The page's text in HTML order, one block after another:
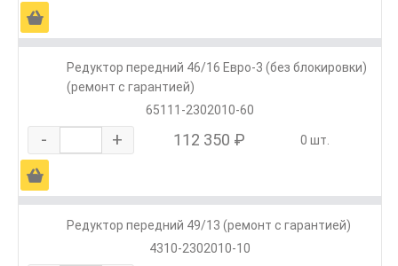
Ä
Редуктор передний 46/16 Евро-3 (без блокировки)
(ремонт с гарантией)
65111-2302010-60
- + 112 350 ₽ 0 шт.
Ä
Редуктор передний 49/13 (ремонт с гарантией)
4310-2302010-10